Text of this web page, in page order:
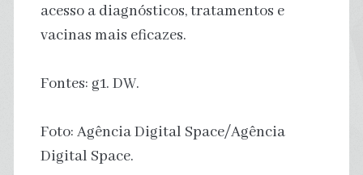
acesso a diagnósticos, tratamentos e
vacinas mais eficazes.
Fontes: g1. DW.
Foto: Agência Digital Space/Agência
Digital Space.